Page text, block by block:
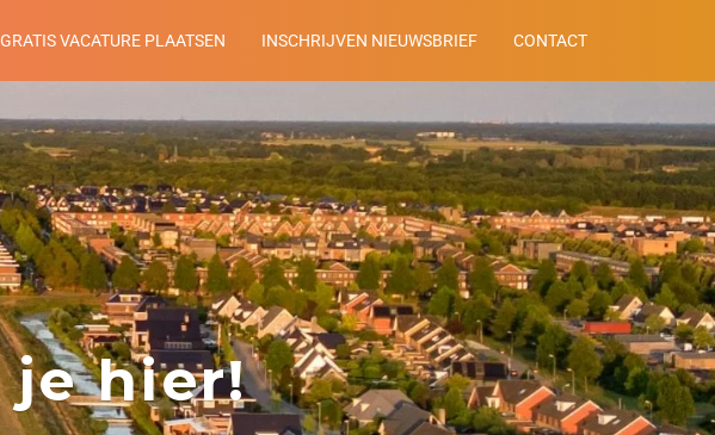
GRATIS VACATURE PLAATSEN INSCHRIJVEN NIEUWSBRIEF CONTACT
je hier!